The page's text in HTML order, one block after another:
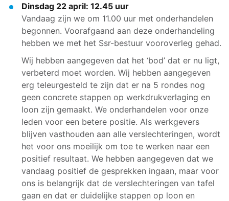
Dinsdag 22 april: 12.45 uur
Vandaag zijn we om 11.00 uur met onderhandelen
begonnen. Voorafgaand aan deze onderhandeling
hebben we met het Ssr-bestuur vooroverleg gehad.
Wij hebben aangegeven dat het ‘bod’ dat er nu ligt,
verbeterd moet worden. Wij hebben aangegeven
erg teleurgesteld te zijn dat er na 5 rondes nog
geen concrete stappen op werkdrukverlaging en
loon zijn gemaakt. We onderhandelen voor onze
leden voor een betere positie. Als werkgevers
blijven vasthouden aan alle verslechteringen, wordt
het voor ons moeilijk om toe te werken naar een
positief resultaat. We hebben aangegeven dat we
vandaag positief de gesprekken ingaan, maar voor
ons is belangrijk dat de verslechteringen van tafel
gaan en dat er duidelijke stappen op loon en